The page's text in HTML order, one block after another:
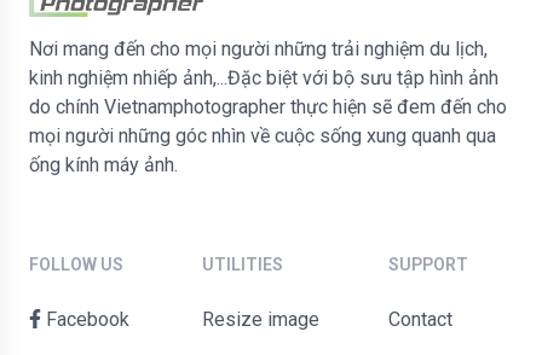
Nơi mang đến cho mọi người những trải nghiệm du lịch,
kinh nghiệm nhiếp ảnh,...Đặc biệt với bộ sưu tập hình ảnh
do chính Vietnamphotographer thực hiện sẽ đem đến cho
mọi người những góc nhìn về cuộc sống xung quanh qua
ống kính máy ảnh.
FOLLOW US
Facebook
UTILITIES
Resize image
SUPPORT
contact